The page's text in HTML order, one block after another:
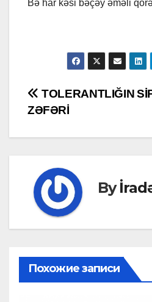
Bə har kəsi bəçəy əməli
Post
TOLERANTLIĞIN
ZƏFƏRİ
By
Похожие записи